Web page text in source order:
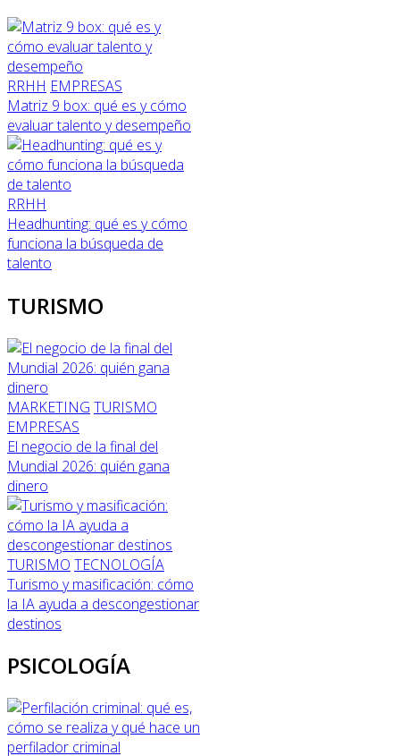
RRHH EMPRESAS
Matriz 9 box: qué es y cómo
evaluar talento y desempeño
RRHH
Headhunting: qué es y cómo
funciona la búsqueda de
talento
TURISMO
MARKETING TURISMO
EMPRESAS
El negocio de la final del
Mundial 2026: quién gana
dinero
TURISMO TECNOLOGÍA
Turismo y masificación: cómo
la IA ayuda a descongestionar
destinos
PSICOLOGÍA